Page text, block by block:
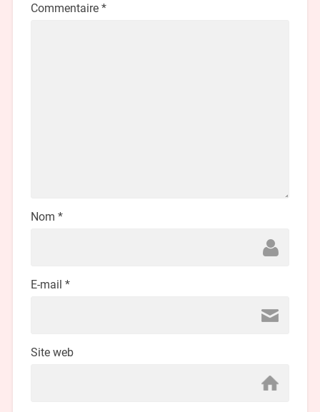
Commentaire *
Nom *
E-mail *
Site web